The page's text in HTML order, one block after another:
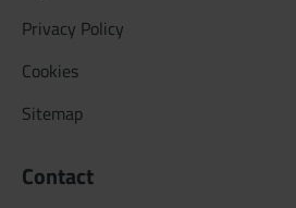
Privacy Policy
Cookies
Sitemap
Contact